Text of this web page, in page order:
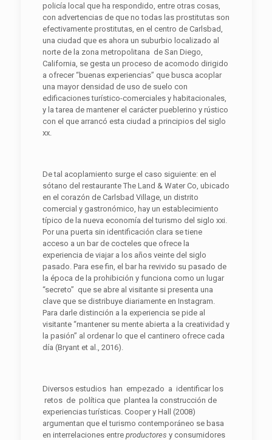
policía local que ha respondido, entre otras cosas,
con advertencias de que no todas las prostitutas son
efectivamente prostitutas, en el centro de Carlsbad,
una ciudad que es ahora un suburbio localizado al
norte de la zona metropolitana de San Diego,
California, se gesta un proceso de acomodo dirigido
a ofrecer “buenas experiencias” que busca acoplar
una mayor densidad de uso de suelo con
edificaciones turístico-comerciales y habitacionales,
y la tarea de mantener el carácter pueblerino y rústico
con el que arrancó esta ciudad a principios del siglo
xx.
De tal acoplamiento surge el caso siguiente: en el
sótano del restaurante The Land & Water Co, ubicado
en el corazón de Carlsbad Village, un distrito
comercial y gastronómico, hay un establecimiento
típico de la nueva economía del turismo del siglo xxi.
Por una puerta sin identificación clara se tiene
acceso a un bar de cocteles que ofrece la
experiencia de viajar a los años veinte del siglo
pasado. Para ese fin, el bar ha revivido su pasado de
la época de la prohibición y funciona como un lugar
“secreto” que se abre al visitante si presenta una
clave que se distribuye diariamente en Instagram.
Para darle distinción a la experiencia se pide al
visitante “mantener su mente abierta a la creatividad y
la pasión” al ordenar lo que el cantinero ofrece cada
día (Bryant et al., 2016).
Diversos estudios han empezado a identificar los
retos de política que plantea la construcción de
experiencias turísticas. Cooper y Hall (2008)
argumentan que el turismo contemporáneo se basa
en interrelaciones entre productores y consumidores